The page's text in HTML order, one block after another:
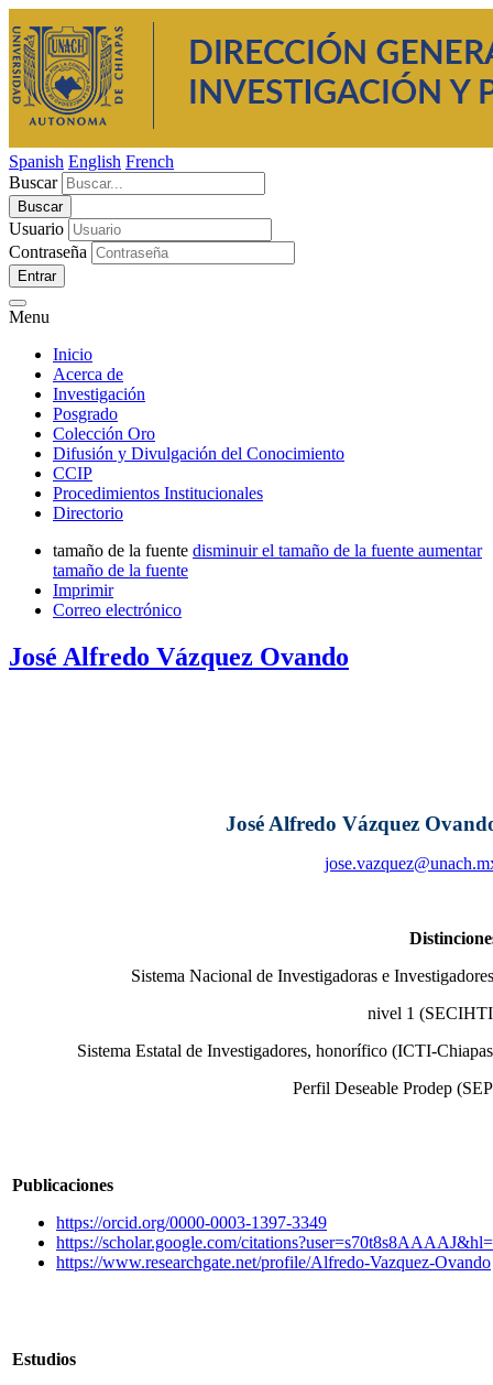
Spanish English French
Buscar
Usuario
Contraseña
Entrar
Menu
Inicio
Acerca de
Investigación
Posgrado
Colección Oro
Difusión y Divulgación del Conocimiento
CCIP
Procedimientos Institucionales
Directorio
tamaño de la fuente disminuir el tamaño de la fuente aumentar
tamaño de la fuente
Imprimir
Correo electrónico
José Alfredo Vázquez Ovando
José Alfredo Vázquez
Sistema Nacional de Investigadoras e
nivel 1
Sistema Estatal de Investigadores, honorífico (ICTI-
Perfil Deseable Prodep
Publicaciones
https://orcid.org/0000-0003-1397-3349
https://scholar.google.com/
https://www.researchgate.net/profile/Alfredo-Vazquez-Ovando
Estudios